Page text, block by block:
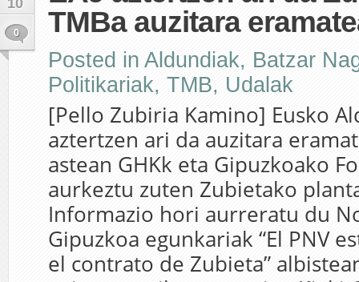
10
0
TMBa auzitara
Posted in Aldundiak, Batzar
Politikariak, TMB, Udalak
[Pello Zubiria Kamino] Eusko
aztertzen ari da auzitara
astean GHKk eta Gipuzkoako
aurkeztu zuten Zubietako
Informazio hori aurreratu du
Gipuzkoa egunkariak “El PNV
el contrato de Zubieta”